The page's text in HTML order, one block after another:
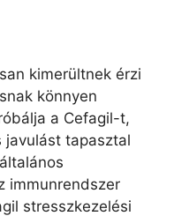
kimerültnek érzi
könnyen
a Cefagil-t,
javulást tapasztal
immunrendszer
stresszkezelési